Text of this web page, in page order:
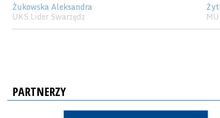
Żukowska Aleksandra
UKS Lider Swarzędz
PARTNERZY